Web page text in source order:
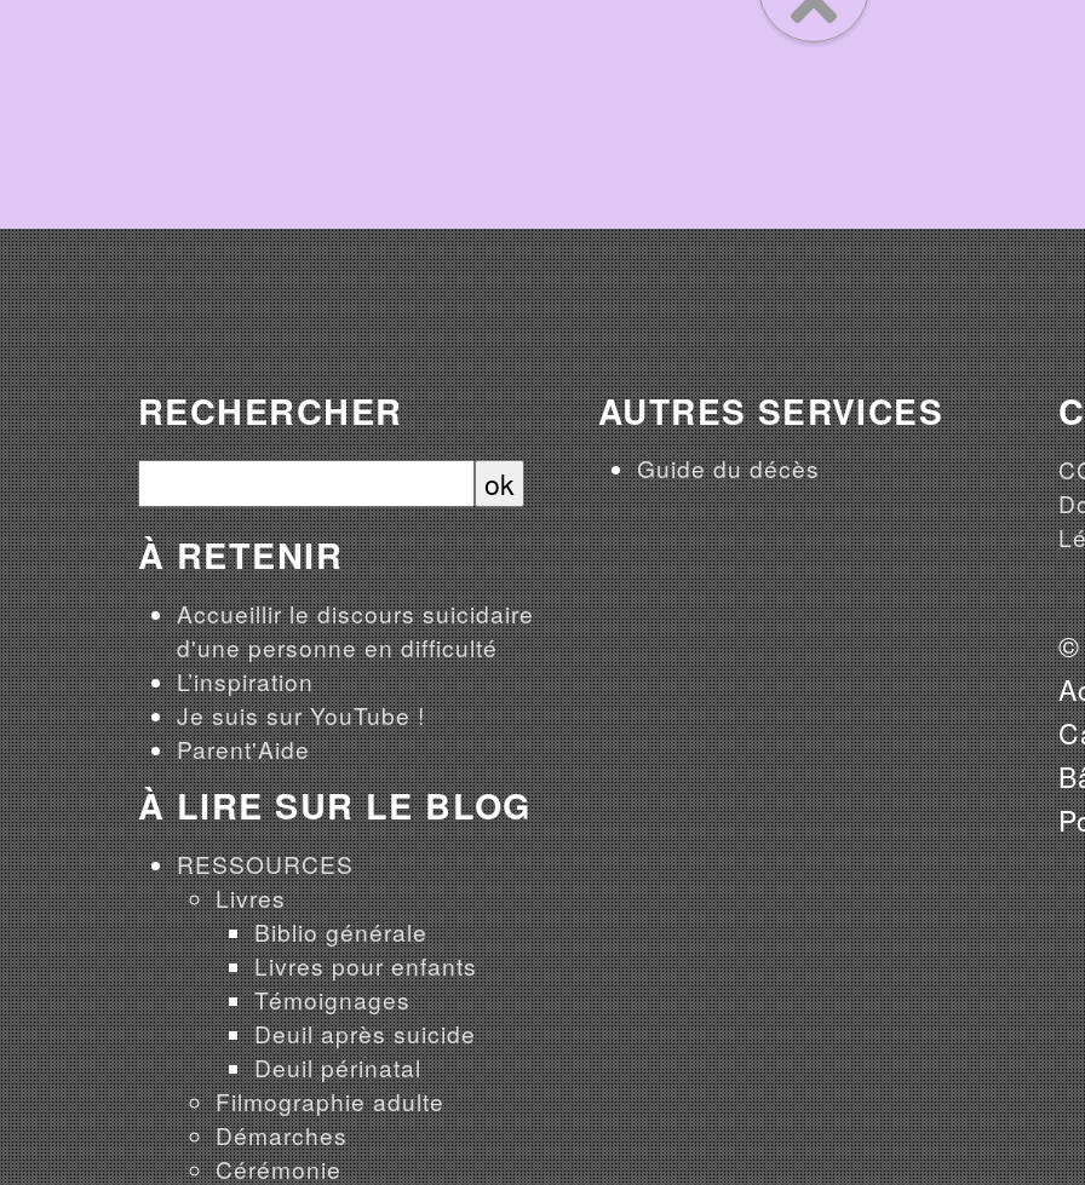
RECHERCHER
À RETENIR
Accueillir le discours suicidaire
d'une personne en difficulté
L’inspiration
Je suis sur YouTube !
Parent'Aide
À LIRE SUR LE BLOG
RESSOURCES
Livres
Biblio générale
Livres pour enfants
Témoignages
Deuil après suicide
Deuil périnatal
Filmographie adulte
Démarches
Cérémonie
AUTRES SERVICES
Guide du décès
©